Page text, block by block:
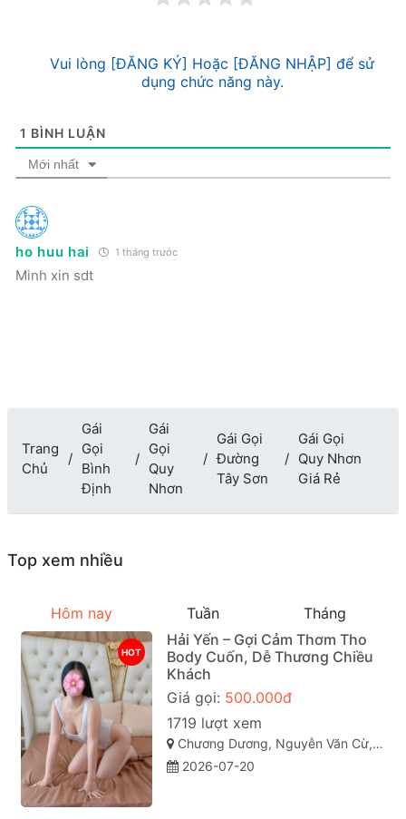
Vui lòng [ĐĂNG KÝ] Hoặc [ĐĂNG NHẬP] để sử
dụng chức năng này.
1 BÌNH LUẬN
Mới nhất
ho huu hai 1 tháng trước
Minh xin sdt
Trang
Chủ
Gái
Gọi
Bình
Định
Gái
Gọi
Quy
Nhơn
Gái Gọi
Đường
Tây Sơn
Gái Gọi
Quy Nhơn
Giá Rẻ
Top xem nhiều
Hôm nay Tuần Tháng
HOT
Hải Yến – Gợi Cảm Thơm Tho
Body Cuốn, Dễ Thương Chiều
Khách
Giá gọi: 500.000đ
1719 lượt xem
Chương Dương, Nguyễn Văn Cừ, Quy Nhơn, Bình Định
2026-07-20